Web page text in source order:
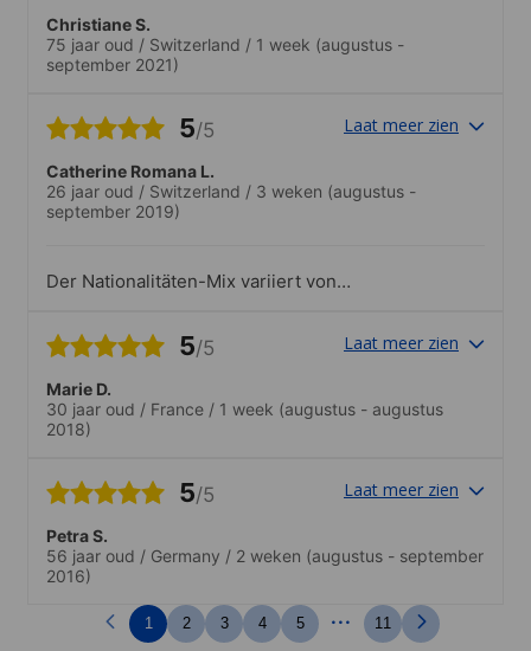
Christiane S.
75 jaar oud / Switzerland / 1 week (augustus -
september 2021)
5/5 Laat meer zien
Catherine Romana L.
26 jaar oud / Switzerland / 3 weken (augustus -
september 2019)
Der Nationalitäten-Mix variiert von
Nationalitäten, in der letzten Woche dann
Freizeit-/Ausflugsangebot ist sehr
vielfältig. Das Team, inklusive Lehrkräfte,
ist sehr hilfsbereit, aufgestellt und die
freundschaftlich/familiär. Es ist immer
mindestens eine Person vom Sekretariat
vor und nach dem Unterricht und
während den Pausen da, die man
ansprechen kann.
5/5 Laat meer zien
Marie D.
30 jaar oud / France / 1 week (augustus - augustus
2018)
5/5 Laat meer zien
Petra S.
56 jaar oud / Germany / 2 weken (augustus - september
2016)
1 2 3 4 5 ... 11